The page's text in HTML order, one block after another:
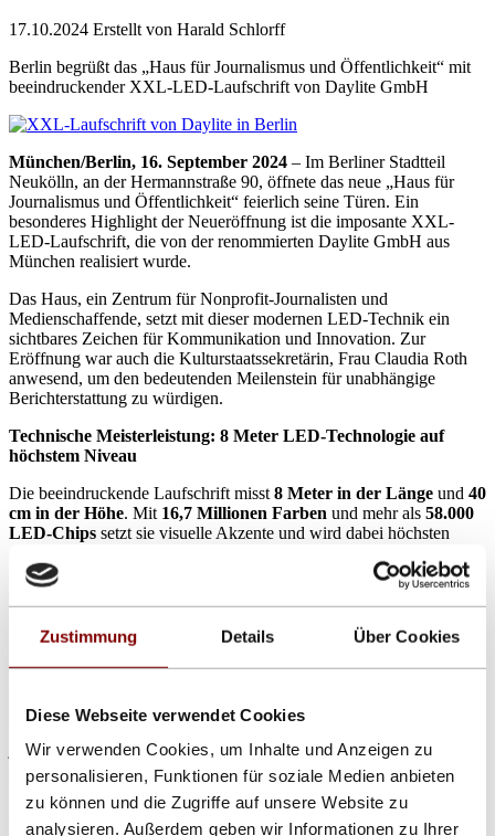
Zustimmung Details Über Cookies
Diese Webseite verwendet Cookies
Wir verwenden Cookies, um Inhalte und Anzeigen zu
personalisieren, Funktionen für soziale Medien anbieten
zu können und die Zugriffe auf unsere Website zu
analysieren. Außerdem geben wir Informationen zu Ihrer
17.10.2024 Erstellt von Harald Schlorff
Berlin begrüßt das „Haus für Journalismus und Öffentlichkeit“ mit
beeindruckender XXL-LED-Laufschrift von Daylite GmbH
München/Berlin, 16. September 2024 – Im Berliner Stadtteil
Neukölln, an der Hermannstraße 90, öffnete das neue „Haus für
Journalismus und Öffentlichkeit“ feierlich seine Türen. Ein
besonderes Highlight der Neueröffnung ist die imposante XXL-
LED-Laufschrift, die von der renommierten Daylite GmbH aus
München realisiert wurde.
Das Haus, ein Zentrum für Nonprofit-Journalisten und
Medienschaffende, setzt mit dieser modernen LED-Technik ein
sichtbares Zeichen für Kommunikation und Innovation. Zur
Eröffnung war auch die Kulturstaatssekretärin, Frau Claudia Roth
anwesend, um den bedeutenden Meilenstein für unabhängige
Berichterstattung zu würdigen.
Technische Meisterleistung: 8 Meter LED-Technologie auf
höchstem Niveau
Die beeindruckende Laufschrift misst 8 Meter in der Länge und 40
cm in der Höhe. Mit 16,7 Millionen Farben und mehr als 58.000
LED-Chips setzt sie visuelle Akzente und wird dabei höchsten
innovative, teilflexible Konstruktion der LED-Karten sorgt dafür,
dass kinetische Energie absorbiert wird, was eine besonders lange
Lebensdauer und hohe Widerstandsfähigkeit garantiert.
vollverkapselten und vergossenen Bauteile
SchutzgradesIP67ist die Anzeigetafel absolut wetterfest und
Helligkeitsregelung passt sich die Laufschrift den
jeder Wetterlage. Gleichzeitig wird hiermit der Energieverbrauch der
Anzeigetafel auf ein notwendiges Minimum reduziert und somit
Umwelt und Ressourcen geschont.
Dynamische News in Echtzeit